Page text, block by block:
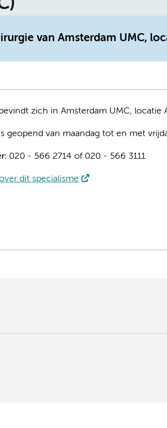
van Amsterdam UMC,
zich in Amsterdam UMC, locatie
geopend van maandag tot en met
020 - 566 2714 of 020 - 566 3111
dit specialisme